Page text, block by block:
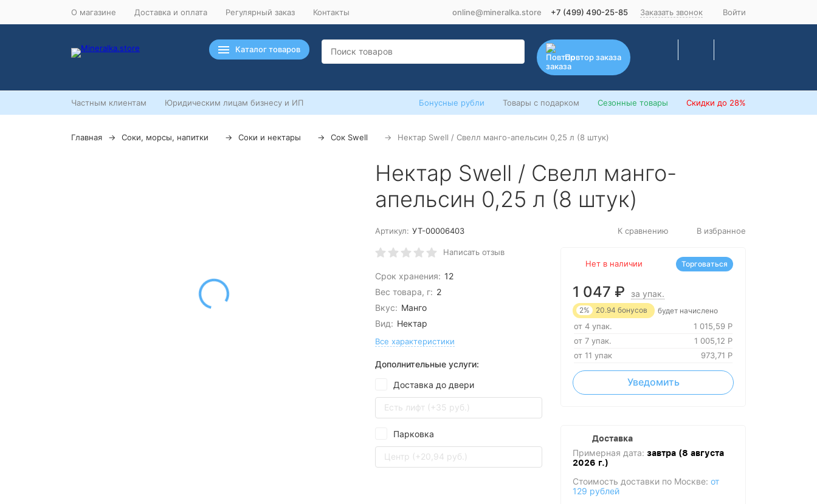
О магазине Доставка и оплата Регулярный заказ Контакты online@mineralka.store +7 (499) 490-25-85 Заказать звонок Войти
Каталог товаров
Повтор заказа
Частным клиентам Юридическим лицам бизнесу и ИП Бонусные рубли Товары с подарком Сезонные товары Скидки до 28%
Главная Соки, морсы, напитки Соки и нектары Сок Swell Нектар Swell / Свелл манго-апельсин 0,25 л (8 штук)
Нектар Swell / Свелл манго-
апельсин 0,25 л (8 штук)
Артикул: УТ-00006403 К сравнению В избранное
Написать отзыв
Срок хранения: 12
Вес товара, г: 2
Вкус: Манго
Вид: Нектар
Все характеристики
Дополнительные услуги:
Доставка до двери
Есть лифт (+35 руб.)
Парковка
Центр (+20,94 руб.)
Нет в наличии
1 047 ₽ за упак.
2% 20.94 бонусов будет начислено
от 4 упак. 1 015,59 Р
от 7 упак.
1 005,12 Р
от 11 упак
973,71 Р
Уведомить
Торговаться
Доставка
Примерная дата: завтра (8 августа
2026 г.)
Стоимость доставки по Москве: от
129 рублей